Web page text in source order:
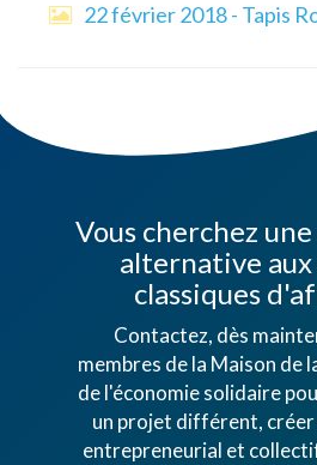
22 février 2018 - Tapis
Vous cherchez
alternative
classiques
Contactez, dès
membres de la Maison de
de l'économie solidaire
un projet différent, créer
entrepreneurial et